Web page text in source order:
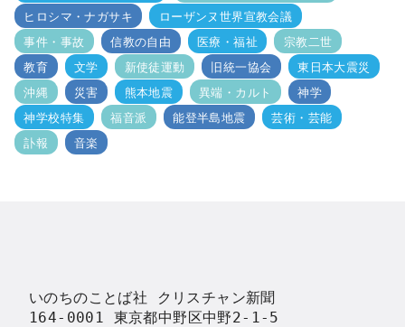
ヒロシマ・ナガサキ
ローザンヌ世界宣教会議
事件・事故
信教の自由 医療・福祉
宗教二世
教育
文学 新使徒運動 旧統一協会
東日本大震災
沖縄
災害 熊本地震 異端・カルト
神学
神学校特集
福音派 能登半島地震
芸術・芸能
訃報
音楽
いのちのことば社 クリスチャン新聞
164-0001 東京都中野区中野2-1-5